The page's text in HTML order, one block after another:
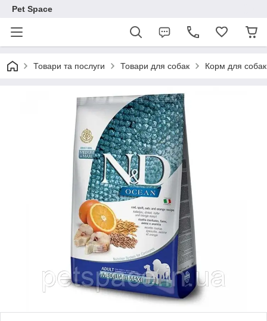
Pet Space
Товари та послуги Товари для собак Корм для собак